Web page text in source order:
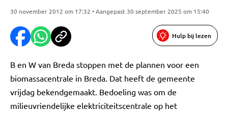
30 november 2012 om 17:32 • Aangepast 30 september 2025 om 15:40
Hulp bij lezen
B en W van Breda stoppen met de plannen voor een
biomassacentrale in Breda. Dat heeft de gemeente
vrijdag bekendgemaakt. Bedoeling was om de
milieuvriendelijke elektriciteitscentrale op het